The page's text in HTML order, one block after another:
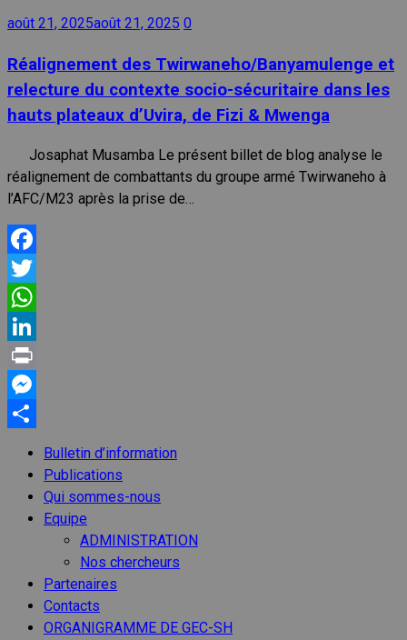
août 21, 2025août 21, 2025 0
Réalignement des Twirwaneho/Banyamulenge et
relecture du contexte socio-sécuritaire dans les
hauts plateaux d’Uvira, de Fizi & Mwenga
Josaphat Musamba Le présent billet de blog analyse le
réalignement de combattants du groupe armé Twirwaneho à
l’AFC/M23 après la prise de…
Facebook
Twitter
WhatsApp
LinkedIn
Print
Messenger
Bulletin d’information
Publications
Qui sommes-nous
Equipe
ADMINISTRATION
Nos chercheurs
Partenaires
Contacts
ORGANIGRAMME DE GEC-SH